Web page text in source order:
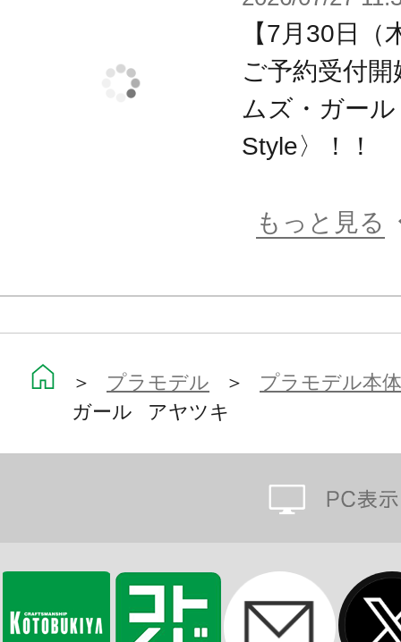
・PVC製の手首が左右それぞれ５種
既存のフレームアームズ・ガールシ
・腕、足に配置された3mm径の穴に
フレームアームズシリーズの武装の
たスピンオフシリーズになります。
色分けされた成型色、タンポ印刷済
り、塗装せずに組んだだけでも完成
フレームアームズの特徴である各部
製の手首により、膨大なM.S.Gウェ
今後発売予定のフレームアームズ・
部、脚部等の互換性も確保されてお
【7月30日
ご予約受付
ムズ・ガー
Style〉！！
もっと見る
＞ プラモデル ＞ プラモデル本体
ガール アヤツキ